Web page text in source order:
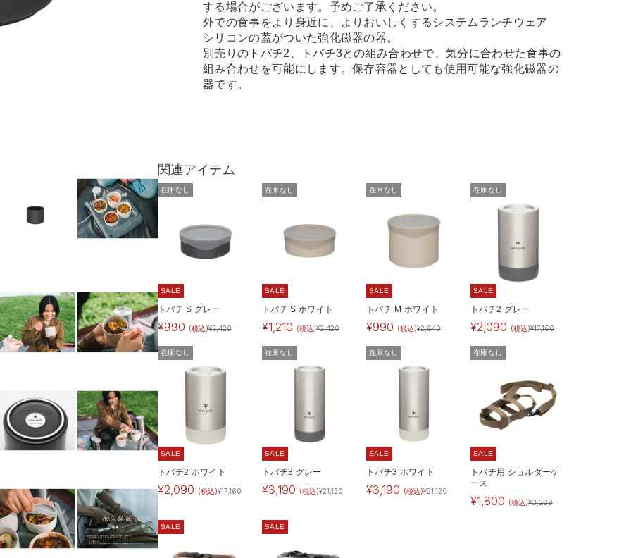
する場合がございます。予めご了承ください。
外での食事をより身近に、よりおいしくするシステムランチウェア
シリコンの蓋がついた強化磁器の器。
別売りのトバチ2、トバチ3との組み合わせで、気分に合わせた食事の
組み合わせを可能にします。保存容器としても使用可能な強化磁器の
器です。
関連アイテム
在庫なし
SALE
トバチ S グレー
¥990 (税込)¥2,420
在庫なし
SALE
トバチ S ホワイト
¥1,210 (税込)¥2,420
在庫なし
SALE
トバチ M ホワイト
¥990 (税込)¥2,640
在庫なし
SALE
トバチ2 グレー
¥2,090 (税込)¥17,160
在庫なし
SALE
トバチ2 ホワイト
¥2,090 (税込)¥17,160
在庫なし
SALE
トバチ3 グレー
¥3,190 (税込)¥21,120
在庫なし
SALE
トバチ3 ホワイト
¥3,190 (税込)¥21,120
在庫なし
SALE
トバチ用 ショルダーケ
ース
¥1,800 (税込)¥3,289
SALE SALE